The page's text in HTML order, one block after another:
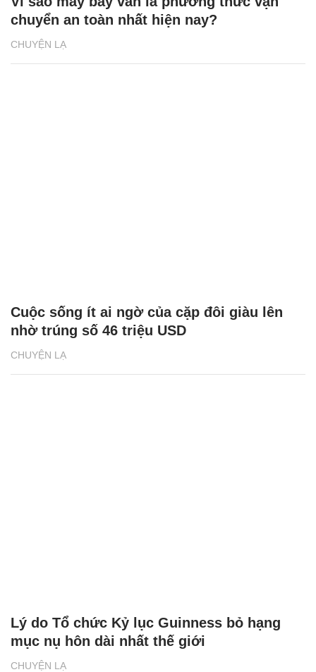
CHUYỆN LẠ
chuyển an toàn nhất hiện nay?
CHUYỆN LẠ
Cuộc sống ít ai ngờ của cặp đôi giàu lên
nhờ trúng số 46 triệu USD
CHUYỆN LẠ
Lý do Tổ chức Kỷ lục Guinness bỏ hạng
mục nụ hôn dài nhất thế giới